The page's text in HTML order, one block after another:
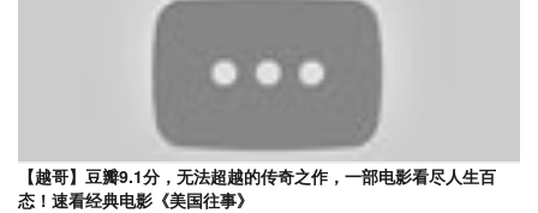
【越哥】豆瓣9.1分，无法超越的传奇之作，一部电影看尽人生百
态！速看经典电影《美国往事》